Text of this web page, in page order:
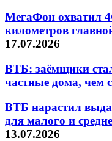
МегаФон охватил
километров
17.07.2026
ВТБ: заёмщики
частные дома, чем
ВТБ нарастил
для малого и
13.07.2026